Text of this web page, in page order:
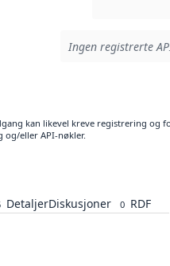
Ingen registrerte
kan likevel kreve registrering og
og/eller API-nøkler.
DetaljerDiskusjoner 0 RDF